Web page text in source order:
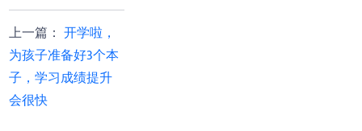
上一篇 ：开学啦，
为孩子准备好3个本
子，学习成绩提升
会很快